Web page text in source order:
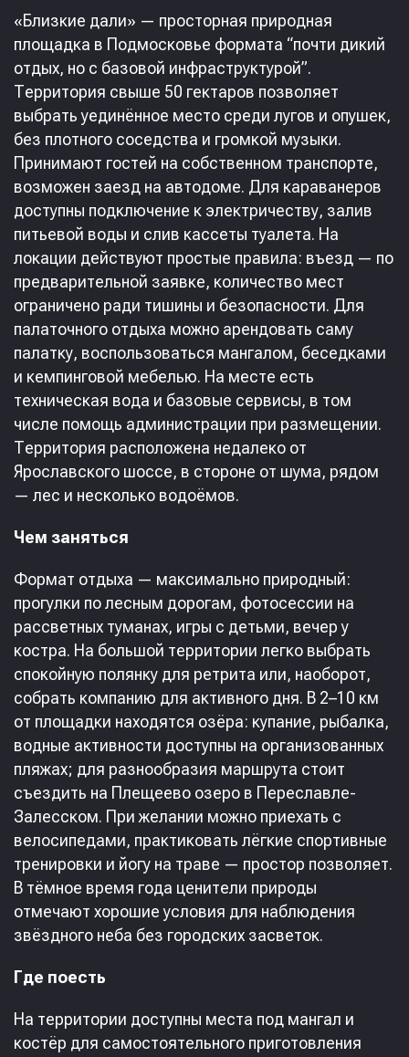
«Близкие дали» — просторная природная
площадка в Подмосковье формата “почти дикий
отдых, но с базовой инфраструктурой”.
Территория свыше 50 гектаров позволяет
выбрать уединённое место среди лугов и опушек,
без плотного соседства и громкой музыки.
Принимают гостей на собственном транспорте,
возможен заезд на автодоме. Для караванеров
доступны подключение к электричеству, залив
питьевой воды и слив кассеты туалета. На
локации действуют простые правила: въезд — по
предварительной заявке, количество мест
ограничено ради тишины и безопасности. Для
палаточного отдыха можно арендовать саму
палатку, воспользоваться мангалом, беседками
и кемпинговой мебелью. На месте есть
техническая вода и базовые сервисы, в том
числе помощь администрации при размещении.
Территория расположена недалеко от
Ярославского шоссе, в стороне от шума, рядом
— лес и несколько водоёмов.
Чем заняться
Формат отдыха — максимально природный:
прогулки по лесным дорогам, фотосессии на
рассветных туманах, игры с детьми, вечер у
костра. На большой территории легко выбрать
спокойную полянку для ретрита или, наоборот,
собрать компанию для активного дня. В 2–10 км
от площадки находятся озёра: купание, рыбалка,
водные активности доступны на организованных
пляжах; для разнообразия маршрута стоит
съездить на Плещеево озеро в Переславле-
Залесском. При желании можно приехать с
велосипедами, практиковать лёгкие спортивные
тренировки и йогу на траве — простор позволяет.
В тёмное время года ценители природы
отмечают хорошие условия для наблюдения
звёздного неба без городских засветок.
Где поесть
На территории доступны места под мангал и
костёр для самостоятельного приготовления